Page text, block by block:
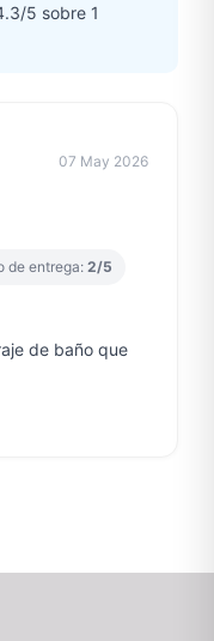
5 sobre 1
07 May 2026
de entrega:2/5
de baño que